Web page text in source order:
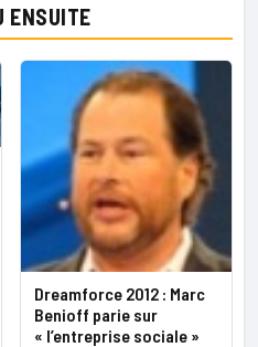
ENSUITE
Dreamforce 2012 : Marc
Benioff parie sur
« l’entreprise sociale »